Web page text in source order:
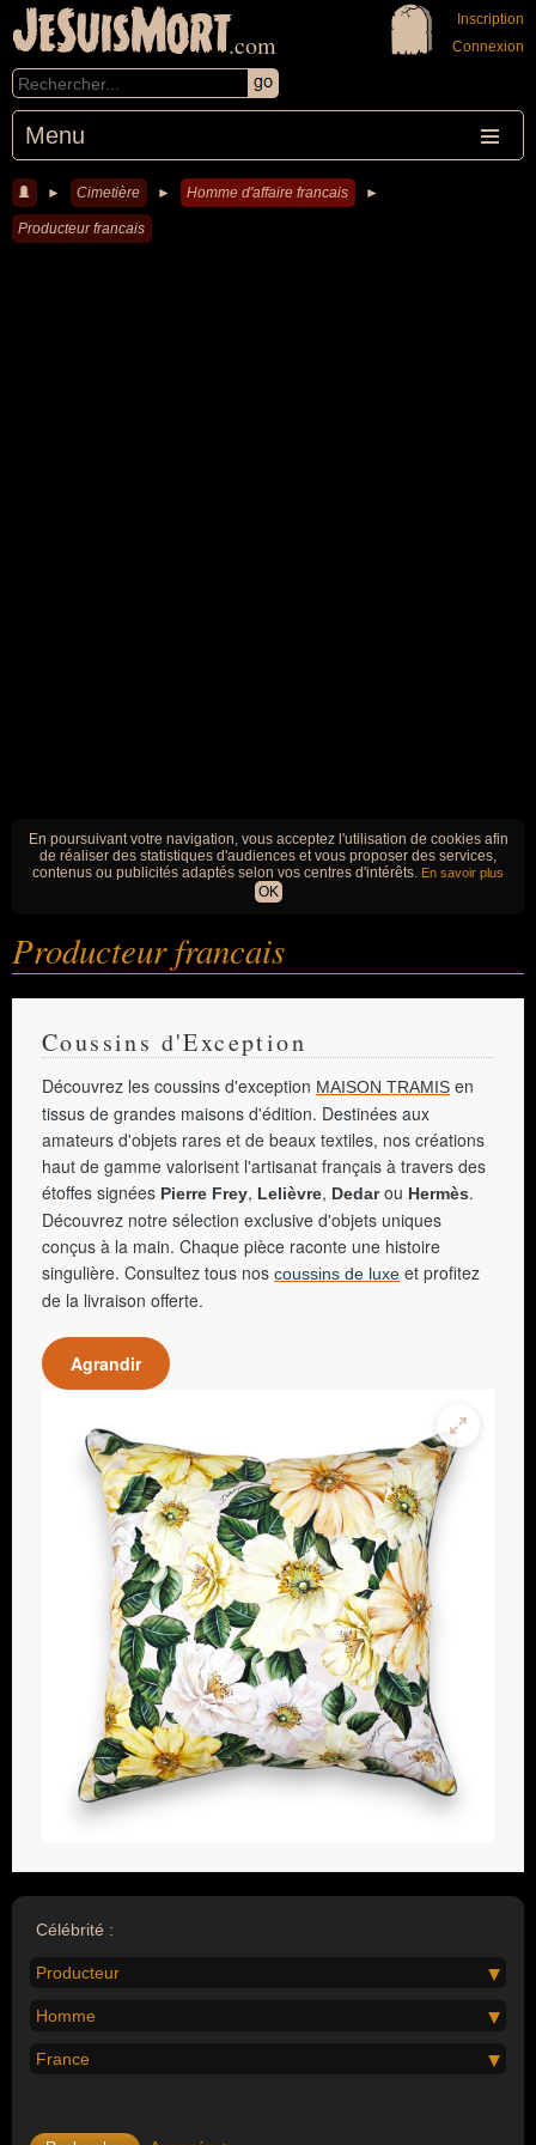
JeSuisMort.com
Menu
Inscription
Connexion
► Cimetière ► Homme d'affaire francais ►
Producteur francais
En poursuivant votre navigation, vous acceptez l'utilisation de cookies afin
de réaliser des statistiques d'audiences et vous proposer des services,
contenus ou publicités adaptés selon vos centres d'intérêts. En savoir plus
OK
Producteur francais
Coussins d'Exception
Découvrez les coussins d'exception MAISON TRAMIS en
tissus de grandes maisons d'édition. Destinées aux
amateurs d'objets rares et de beaux textiles, nos créations
haut de gamme valorisent l'artisanat français à travers des
étoffes signées Pierre Frey, Lelièvre, Dedarou Hermès.
Découvrez notre sélection exclusive d'objets uniques
conçus à la main. Chaque pièce raconte une histoire
singulière. Consultez tous nos coussins de luxe et profitez
de la livraison offerte.
Agrandir
Célébrité :
Producteur
Homme
France